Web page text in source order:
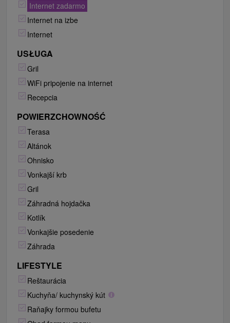
Internet zadarmo
Internet na izbe
Internet
USŁUGA
Gril
WiFi pripojenie na internet
Recepcia
POWIERZCHOWNOŚĆ
Terasa
Altánok
Ohnisko
Vonkajší krb
Gril
Záhradná hojdačka
Kotlík
Vonkajšie posedenie
Záhrada
LIFESTYLE
Reštaurácia
Kuchyňa/ kuchynský kút
Raňajky formou bufetu